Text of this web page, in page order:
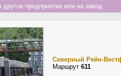
предприятие или на завод
Северный Рейн-
Маршрут 611